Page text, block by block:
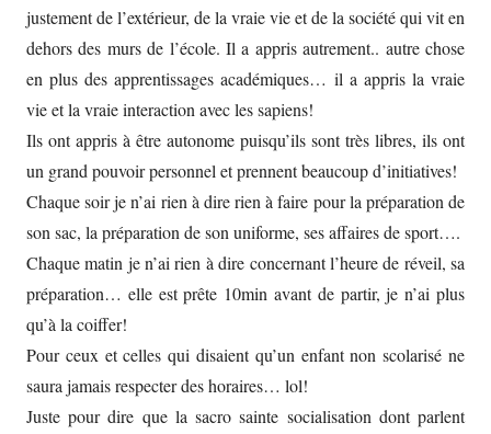
justement de l’extérieur, de la vraie vie et de la société qui vit en
dehors des murs de l’école. Il a appris autrement.. autre chose
en plus des apprentissages académiques… il a appris la vraie
vie et la vraie interaction avec les sapiens!
Ils ont appris à être autonome puisqu’ils sont très libres, ils ont
un grand pouvoir personnel et prennent beaucoup d’initiatives!
Chaque soir je n’ai rien à dire rien à faire pour la préparation de
son sac, la préparation de son uniforme, ses affaires de sport….
Chaque matin je n’ai rien à dire concernant l’heure de réveil, sa
préparation… elle est prête 10min avant de partir, je n’ai plus
qu’à la coiffer!
Pour ceux et celles qui disaient qu’un enfant non scolarisé ne
saura jamais respecter des horaires… lol!
Juste pour dire que la sacro sainte socialisation dont parlent